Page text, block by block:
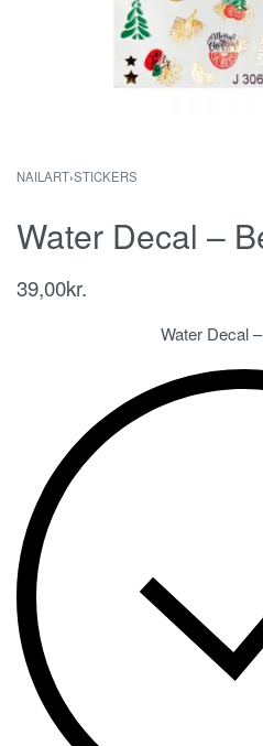
NAILART›STICKERS
Water Decal –
39,00kr.
Water Decal